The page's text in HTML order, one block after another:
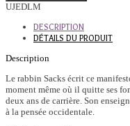
UJEDLM
DESCRIPTION
DÉTAILS DU PRODUIT
Description
Le rabbin Sacks écrit ce
moment même où il quitte ses
deux ans de carrière. Son
à la pensée occidentale.